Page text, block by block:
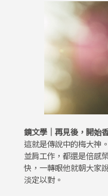
鏡文學｜再見後，開始
這就是傳說中的梅大神
並肩工作，都還是倍感
快，一轉眼他就朝大家
淡定以對。